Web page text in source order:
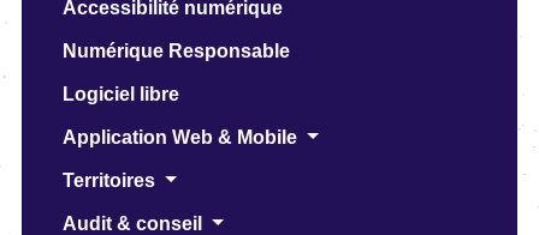
Accessibilité numérique
Numérique Responsable
Logiciel libre
Application Web & Mobile
Territoires
Audit & conseil